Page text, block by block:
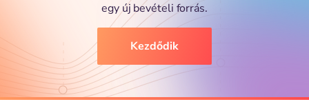
egy új bevételi forrás.
Kezdődik